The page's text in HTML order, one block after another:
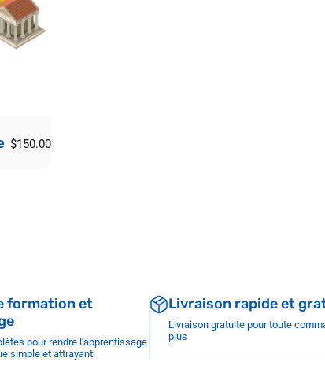
$150.00
formation et
pour rendre l'apprentissage
simple et attrayant
Livraison rapide et
Livraison gratuite pour toute
plus